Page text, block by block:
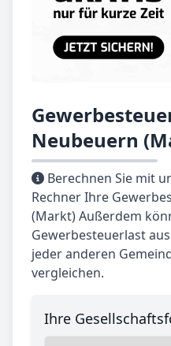
Neubeuern
Berechnen Sie mit
Rechner Ihre
(Markt) Außerdem
Gewerbesteuerlast
jeder anderen
vergleichen.
Ihre